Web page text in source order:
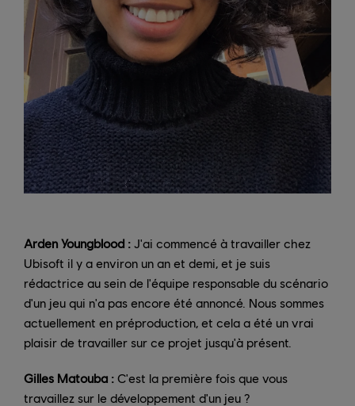
Arden Youngblood : J'ai commencé à travailler chez
Ubisoft il y a environ un an et demi, et je suis
rédactrice au sein de l'équipe responsable du scénario
d'un jeu qui n'a pas encore été annoncé. Nous sommes
actuellement en préproduction, et cela a été un vrai
plaisir de travailler sur ce projet jusqu'à présent.
Gilles Matouba : C'est la première fois que vous
travaillez sur le développement d'un jeu ?